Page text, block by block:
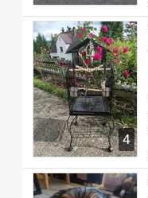
4